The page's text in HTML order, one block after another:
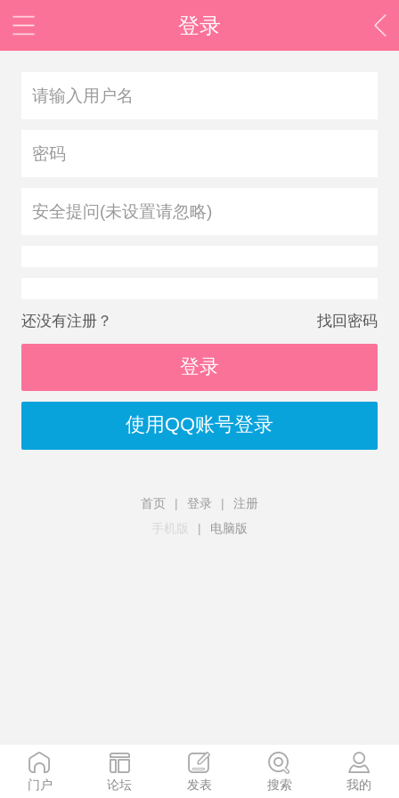
登录
安全提问(未设置请忽略)
还没有注册？ 找回密码
登录
使用QQ账号登录
首页 | 登录 |
注册
手机版
| 电脑版
门户 论坛 发表 搜索 我的